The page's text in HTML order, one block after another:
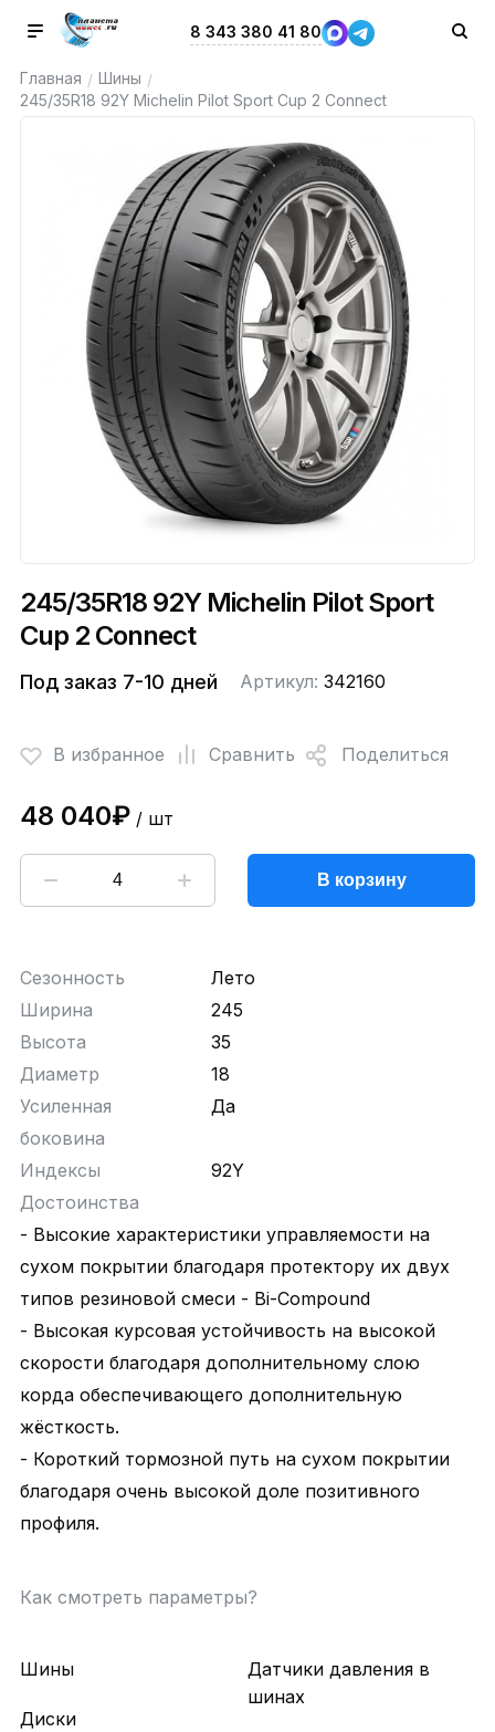
8 343 380 41 80
Главная / Шины /
245/35R18 92Y Michelin Pilot Sport Cup 2 Connect
245/35R18 92Y Michelin Pilot Sport
Cup 2 Connect
Под заказ 7-10 дней Артикул: 342160
В избранное Сравнить Поделиться
48 040₽/ шт
В корзину
Сезонность
Лето
Ширина
245
Высота
35
Диаметр
18
Усиленная
боковина
Да
Индексы
92Y
Достоинства
- Высокие характеристики управляемости на
сухом покрытии благодаря протектору их двух
типов резиновой смеси - Bi-Compound
- Высокая курсовая устойчивость на высокой
скорости благодаря дополнительному слою
корда обеспечивающего дополнительную
жёсткость.
- Короткий тормозной путь на сухом покрытии
благодаря очень высокой доле позитивного
профиля.
Как смотреть параметры?
Шины
Диски
Датчики давления в
шинах